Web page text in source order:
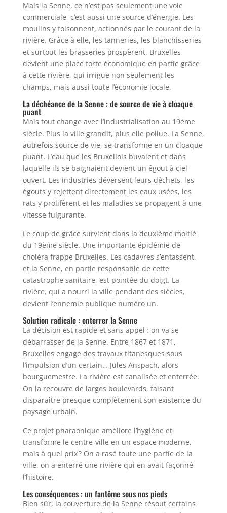
Mais la Senne, ce n’est pas seulement une voie
commerciale, c’est aussi une source d’énergie. Les
moulins y foisonnent, actionnés par le courant de la
rivière. Grâce à elle, les tanneries, les blanchisseries
et surtout les brasseries prospèrent. Bruxelles
devient une place forte économique en partie grâce
à cette rivière, qui irrigue non seulement les
champs, mais aussi toute l’économie locale.
La déchéance de la Senne : de source de vie à cloaque
puant
Mais tout change avec l’industrialisation au 19ème
siècle. Plus la ville grandit, plus elle pollue. La Senne,
autrefois source de vie, se transforme en un cloaque
puant. L’eau que les Bruxellois buvaient et dans
laquelle ils se baignaient devient un égout à ciel
ouvert. Les industries déversent leurs déchets, les
égouts y rejettent directement les eaux usées, les
rats y prolifèrent et les maladies se propagent à une
vitesse fulgurante.
Le coup de grâce survient dans la deuxième moitié
du 19ème siècle. Une importante épidémie de
choléra frappe Bruxelles. Les cadavres s’entassent,
et la Senne, en partie responsable de cette
catastrophe sanitaire, est pointée du doigt. La
rivière, qui a nourri la ville pendant des siècles,
devient l’ennemie publique numéro un.
Solution radicale : enterrer la Senne
La décision est rapide et sans appel : on va se
débarrasser de la Senne. Entre 1867 et 1871,
Bruxelles engage des travaux titanesques sous
l’impulsion d’un certain… Jules Anspach, alors
bourguemestre. La rivière est canalisée et enterrée.
On la recouvre de larges boulevards, faisant
disparaître presque complètement son existence du
paysage urbain.
Ce projet pharaonique améliore l’hygiène et
transforme le centre-ville en un espace moderne,
mais à quel prix ? On a rasé toute une partie de la
ville, on a enterré une rivière qui en avait façonné
l’histoire.
Les conséquences : un fantôme sous nos pieds
Bien sûr, la couverture de la Senne résout certains